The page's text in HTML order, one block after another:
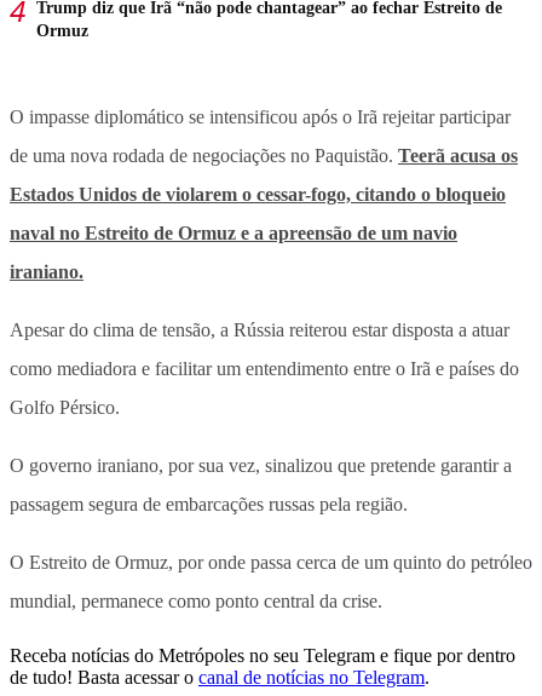
Trump diz que Irã “não pode chantagear” ao fechar Estreito de
Ormuz
O impasse diplomático se intensificou após o Irã rejeitar participar
de uma nova rodada de negociações no Paquistão. Teerã acusa os
Estados Unidos de violarem o cessar-fogo, citando o bloqueio
naval no Estreito de Ormuz e a apreensão de um navio
iraniano.
Apesar do clima de tensão, a Rússia reiterou estar disposta a atuar
como mediadora e facilitar um entendimento entre o Irã e países do
Golfo Pérsico.
O governo iraniano, por sua vez, sinalizou que pretende garantir a
passagem segura de embarcações russas pela região.
O Estreito de Ormuz, por onde passa cerca de um quinto do petróleo
mundial, permanece como ponto central da crise.
Receba notícias do Metrópoles no seu Telegram e fique por dentro
de tudo! Basta acessar o canal de notícias no Telegram.